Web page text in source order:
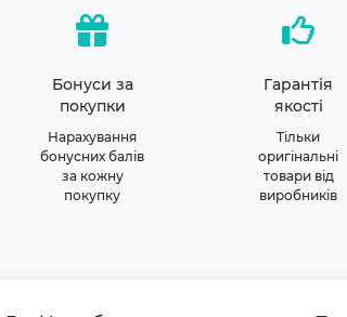
Бонуси за
покупки
Нарахування
бонусних балів
за кожну
покупку
Гарантія
якості
Тільки
оригінальні
товари від
виробників